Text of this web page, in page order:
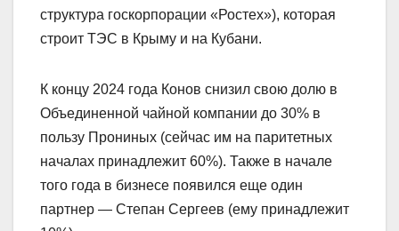
структура госкорпорации «Ростех»), которая
строит ТЭС в Крыму и на Кубани.
К концу 2024 года Конов снизил свою долю в
Объединенной чайной компании до 30% в
пользу Прониных (сейчас им на паритетных
началах принадлежит 60%). Также в начале
того года в бизнесе появился еще один
партнер — Степан Сергеев (ему принадлежит